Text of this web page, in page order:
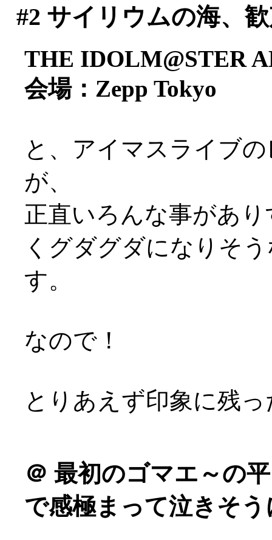
#2 サイリウムの海、
THE IDOLM@STER
会場：Zepp Tokyo
と、アイマスライブ
が、
正直いろんな事があ
くグダグダになりそ
す。
なので！
とりあえず印象に残
＠ 最初のゴマエ～の
で感極まって泣きそ